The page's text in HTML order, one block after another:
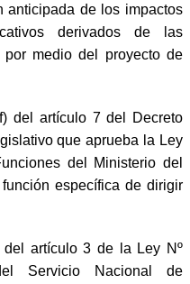
anticipada de los impactos
derivados de las
por medio del proyecto de
del artículo 7 del Decreto
que aprueba la Ley
del Ministerio del
específica de dirigir
artículo 3 de la Ley Nº
Servicio Nacional de